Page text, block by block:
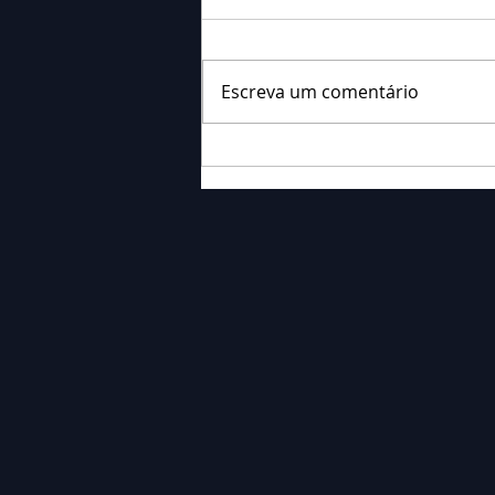
Falecimento: Sr. Neri
Ornieski
Escreva um comentário